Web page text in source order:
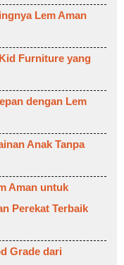
Lem Aman
Furniture yang
dengan Lem
Anak Tanpa
Aman untuk
Perekat Terbaik
Grade dari